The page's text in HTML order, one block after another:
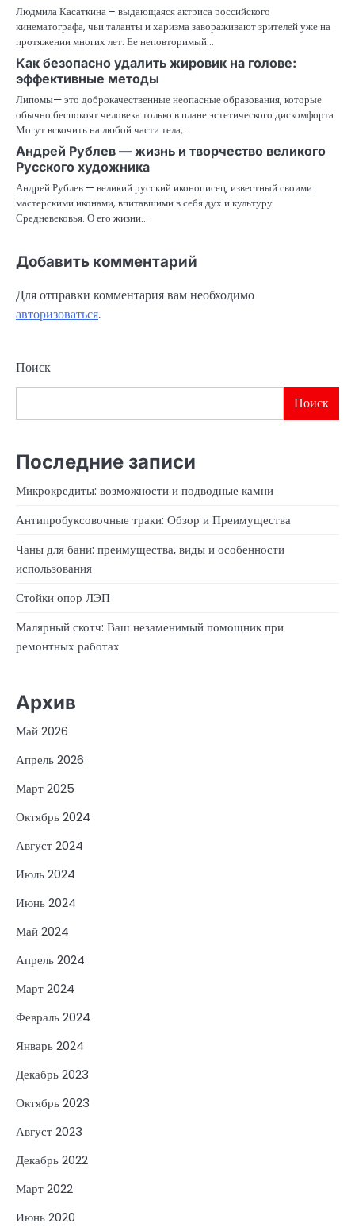
Людмила Касаткина – выдающаяся актриса российского
кинематографа, чьи таланты и харизма завораживают зрителей уже на
протяжении многих лет. Ее неповторимый…
Как безопасно удалить жировик на голове:
эффективные методы
Липомы— это доброкачественные неопасные образования, которые
обычно беспокоят человека только в плане эстетического дискомфорта.
Могут вскочить на любой части тела,…
Андрей Рублев — жизнь и творчество великого
Русского художника
Андрей Рублев — великий русский иконописец, известный своими
мастерскими иконами, впитавшими в себя дух и культуру
Средневековья. О его жизни…
Добавить комментарий
Для отправки комментария вам необходимо
авторизоваться.
Поиск
Поиск
Последние записи
Микрокредиты: возможности и подводные камни
Антипробуксовочные траки: Обзор и Преимущества
Чаны для бани: преимущества, виды и особенности
использования
Стойки опор ЛЭП
Малярный скотч: Ваш незаменимый помощник при
ремонтных работах
Архив
Май 2026
Апрель 2026
Март 2025
Октябрь 2024
Август 2024
Июль 2024
Июнь 2024
Май 2024
Апрель 2024
Март 2024
Февраль 2024
Январь 2024
Декабрь 2023
Октябрь 2023
Август 2023
Декабрь 2022
Март 2022
Июнь 2020